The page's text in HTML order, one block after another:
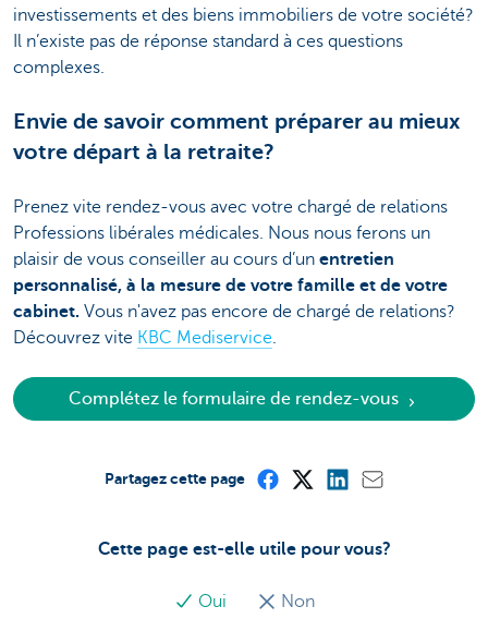
investissements et des biens immobiliers de votre société?
Il n’existe pas de réponse standard à ces questions
complexes.
Envie de savoir comment préparer au mieux
votre départ à la retraite?
Prenez vite rendez-vous avec votre chargé de relations
Professions libérales médicales. Nous nous ferons un
plaisir de vous conseiller au cours d’un entretien
personnalisé, à la mesure de votre famille et de votre
cabinet. Vous n'avez pas encore de chargé de relations?
Découvrez vite KBC Mediservice
Complétez le formulaire de rendez-vous
Cette page est-elle utile pour vous?
Oui Non
Partagez cette page